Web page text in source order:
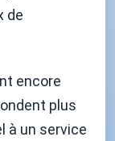
de
encore
plus
à un service